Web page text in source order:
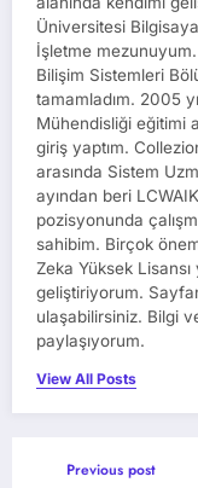
Üniversitesi
İşletme
Bilişim Sistemleri
tamamladım. 2005
Mühendisliği eğitimi
giriş yaptım.
arasında Sistem
ayından beri
pozisyonunda
sahibim. Birçok
Zeka Yüksek
geliştiriyorum.
ulaşabilirsiniz. Bilgi
paylaşıyorum.
View All Posts
Previous post